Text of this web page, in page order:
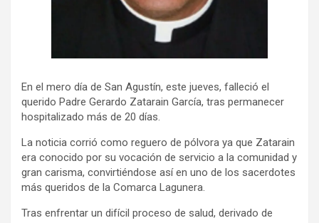
En el mero día de San Agustín, este jueves, falleció el
querido Padre Gerardo Zatarain García, tras permanecer
hospitalizado más de 20 días.
La noticia corrió como reguero de pólvora ya que Zatarain
era conocido por su vocación de servicio a la comunidad y
gran carisma, convirtiéndose así en uno de los sacerdotes
más queridos de la Comarca Lagunera.
Tras enfrentar un difícil proceso de salud, derivado de